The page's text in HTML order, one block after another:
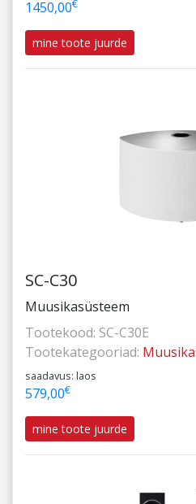
1450,00€
mine toote juurde
SC-C30
Muusikasüsteem
Tootekood: SC-C30E
Tootekategooriad:
saadavus: laos
579,00€
mine toote juurde